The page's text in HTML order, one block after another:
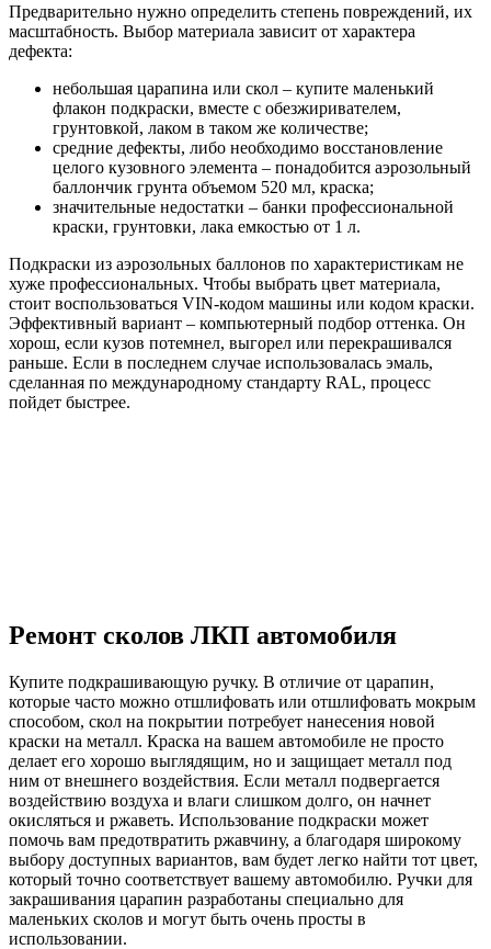
Предварительно нужно определить степень повреждений, их
масштабность. Выбор материала зависит от характера
дефекта:
небольшая царапина или скол – купите маленький
флакон подкраски, вместе с обезжиривателем,
грунтовкой, лаком в таком же количестве;
средние дефекты, либо необходимо восстановление
целого кузовного элемента – понадобится аэрозольный
баллончик грунта объемом 520 мл, краска;
значительные недостатки – банки профессиональной
краски, грунтовки, лака емкостью от 1 л.
Подкраски из аэрозольных баллонов по характеристикам не
хуже профессиональных. Чтобы выбрать цвет материала,
стоит воспользоваться VIN-кодом машины или кодом краски.
Эффективный вариант – компьютерный подбор оттенка. Он
хорош, если кузов потемнел, выгорел или перекрашивался
раньше. Если в последнем случае использовалась эмаль,
сделанная по международному стандарту RAL, процесс
пойдет быстрее.
Ремонт сколов ЛКП автомобиля
Купите подкрашивающую ручку. В отличие от царапин,
которые часто можно отшлифовать или отшлифовать мокрым
способом, скол на покрытии потребует нанесения новой
краски на металл. Краска на вашем автомобиле не просто
делает его хорошо выглядящим, но и защищает металл под
ним от внешнего воздействия. Если металл подвергается
воздействию воздуха и влаги слишком долго, он начнет
окисляться и ржаветь. Использование подкраски может
помочь вам предотвратить ржавчину, а благодаря широкому
выбору доступных вариантов, вам будет легко найти тот цвет,
который точно соответствует вашему автомобилю. Ручки для
закрашивания царапин разработаны специально для
маленьких сколов и могут быть очень просты в
использовании.